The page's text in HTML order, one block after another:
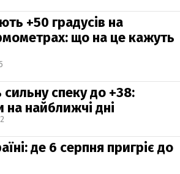
+50 градусів на
що на це кажуть
сильну спеку до +38:
на найближчі дні
де 6 серпня пригріє до